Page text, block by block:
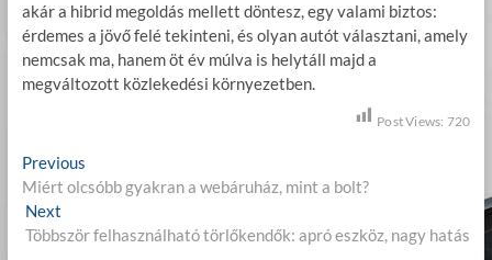
akár a hibrid megoldás mellett döntesz, egy valami biztos:
érdemes a jövő felé tekinteni, és olyan autót választani, amely
nemcsak ma, hanem öt év múlva is helytáll majd a
megváltozott közlekedési környezetben.
Post Views: 720
B
e
j
Previous
r
v
Miért olcsóbb gyakran a webáruház, mint a bolt?
Next
e
Többször felhasználható törlőkendők: apró eszköz, nagy hatás